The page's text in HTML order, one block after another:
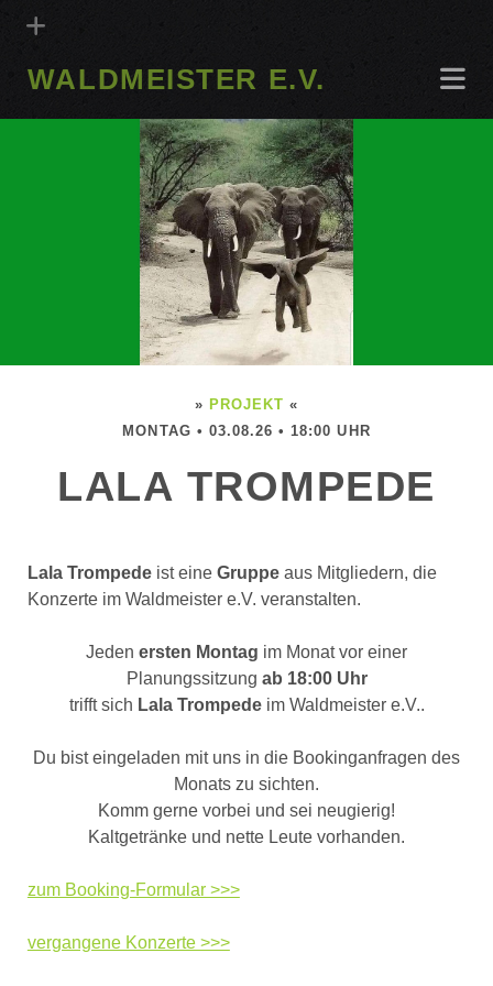
WALDMEISTER E.V.
» PROJEKT «
MONTAG • 03.08.26 • 18:00 UHR
LALA TROMPEDE
Lala Trompedeist eine Gruppeaus Mitgliedern, die
Konzerte im Waldmeister e.V. veranstalten.
Jeden ersten Montag im Monat vor einer
Planungssitzung ab 18:00 Uhr
trifft sich Lala Trompedeim Waldmeister e.V..
Du bist eingeladen mit uns in die Bookinganfragen des
Monats zu sichten.
Komm gerne vorbei und sei neugierig!
Kaltgetränke und nette Leute vorhanden.
zum Booking-Formular >>>
vergangene Konzerte >>>